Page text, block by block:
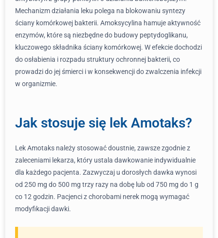
Mechanizm działania leku polega na blokowaniu syntezy
ściany komórkowej bakterii. Amoksycylina hamuje aktywność
enzymów, które są niezbędne do budowy peptydoglikanu,
kluczowego składnika ściany komórkowej. W efekcie dochodzi
do osłabienia i rozpadu struktury ochronnej bakterii, co
prowadzi do jej śmierci i w konsekwencji do zwalczenia infekcji
w organizmie.
Jak stosuje się lek Amotaks?
Lek Amotaks należy stosować doustnie, zawsze zgodnie z
zaleceniami lekarza, który ustala dawkowanie indywidualnie
dla każdego pacjenta. Zazwyczaj u dorosłych dawka wynosi
od 250 mg do 500 mg trzy razy na dobę lub od 750 mg do 1 g
co 12 godzin. Pacjenci z chorobami nerek mogą wymagać
modyfikacji dawki.